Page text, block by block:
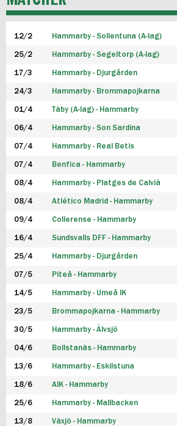
P19
F19
FUTSAL HERR
FUTSAL DAM
12/2 Hammarby - Sollentuna (A-lag)
25/2 Hammarby - Segeltorp (A-lag)
17/3 Hammarby - Djurgården
24/3 Hammarby - Brommapojkarna
01/4 Täby (A-lag) - Hammarby
06/4 Hammarby - Son Sardina
07/4 Hammarby - Real Betis
07/4 Benfica - Hammarby
08/4 Hammarby - Platges de Calvià
08/4 Atlético Madrid - Hammarby
09/4 Collerense - Hammarby
16/4 Sundsvalls DFF - Hammarby
25/4 Hammarby - Djurgården
07/5 Piteå - Hammarby
14/5 Hammarby - Umeå IK
23/5 Brommapojkarna - Hammarby
30/5 Hammarby - Älvsjö
04/6 Bollstanäs - Hammarby
13/6 Hammarby - Eskilstuna
18/6 AIK - Hammarby
25/6 Hammarby - Mallbacken
13/8 Växjö - Hammarby